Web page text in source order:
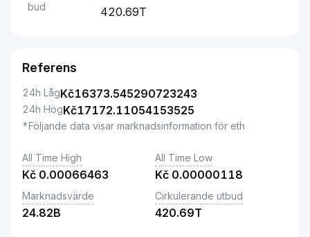
bud
420.69T
Referens
24h LågKč16373.545290723243
24h HögKč17172.11054153525
*Följande data visar marknadsinformation för eth
All Time High
Kč 0.00066463
All Time Low
Kč 0.00000118
Marknadsvärde
24.82B
Cirkulerande utbud
420.69T